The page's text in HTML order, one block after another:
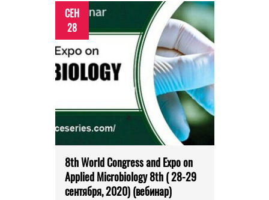
СЕН
28
8th World Congress and Expo on
Applied Microbiology 8th ( 28-29
сентября, 2020) (вебинар)